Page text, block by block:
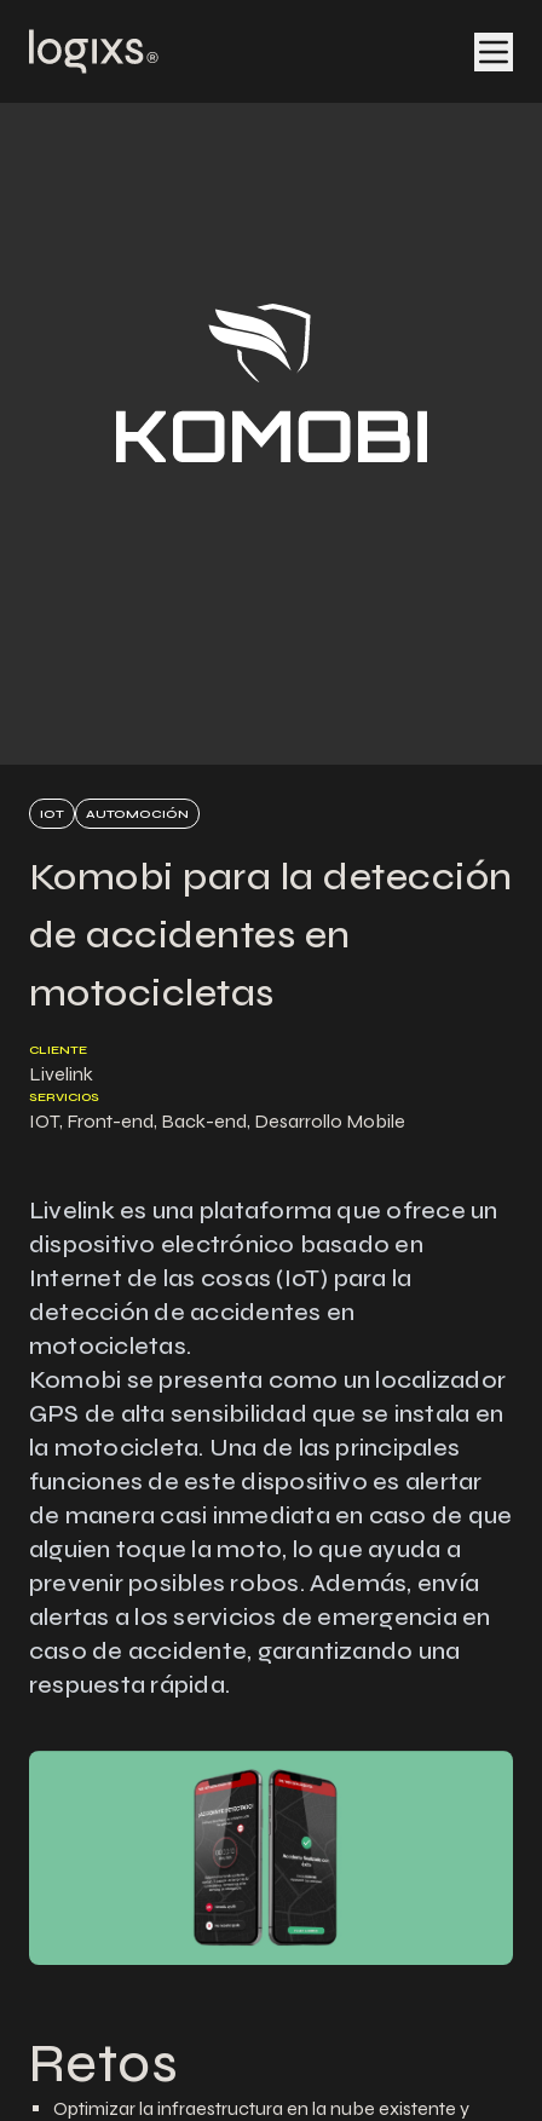
IOT AUTOMOCIÓN
Komobi para la detección
de accidentes en
motocicletas
CLIENTE
Livelink
SERVICIOS
IOT, Front-end, Back-end, Desarrollo Mobile
Livelink es una plataforma que ofrece un
dispositivo electrónico basado en
Internet de las cosas (IoT) para la
detección de accidentes en
motocicletas.
Komobi se presenta como un localizador
GPS de alta sensibilidad que se instala en
la motocicleta. Una de las principales
funciones de este dispositivo es alertar
de manera casi inmediata en caso de que
alguien toque la moto, lo que ayuda a
prevenir posibles robos. Además, envía
alertas a los servicios de emergencia en
caso de accidente, garantizando una
respuesta rápida.
Retos
Optimizar la infraestructura en la nube existente y